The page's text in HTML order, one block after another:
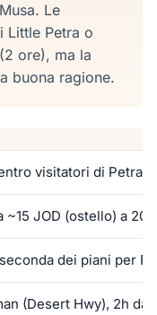
Le
Little Petra o
ore), ma la
buona ragione.
visitatori di Petra
~15 JOD (ostello) a
dei piani per
(Desert Hwy), 2h da